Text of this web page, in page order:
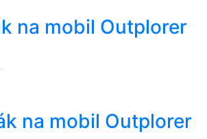
na mobil Outplorer
na mobil Outplorer